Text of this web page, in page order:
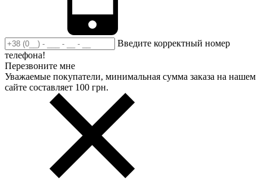
Введите корректный номер
телефона!
Перезвоните мне
Уважаемые покупатели, минимальная сумма заказа на нашем
сайте составляет 100 грн.